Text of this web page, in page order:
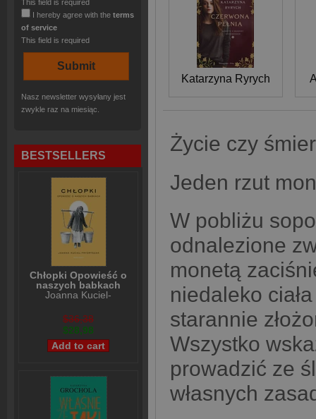
This field is required
I hereby agree with the terms
of service
This field is required
Nasz newsletter wysyłany jest
zwykle raz na miesiąc.
BESTSELLERS
Chłopki Opowieść o
naszych babkach
Joanna Kuciel-
$36,38
$28,98
Katarzyna Ryrych
Życie czy
Jeden rzut
W pobliżu
odnalezione
monetą
niedaleko
starannie
Wszystko
prowadzić ze
własnych